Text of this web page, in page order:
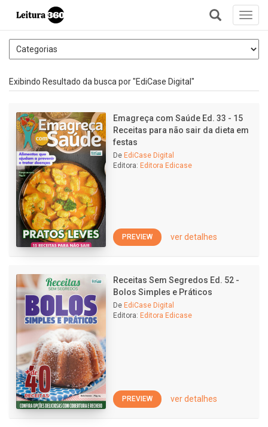
+
Exibindo Resultado da busca por "EdiCase Digital"
Emagreça com Saúde Ed. 33 - 15
Receitas para não sair da dieta em
festas
De EdiCase Digital
Editora: Editora Edicase
PREVIEW ver detalhes
Receitas Sem Segredos Ed. 52 -
Bolos Simples e Práticos
De EdiCase Digital
Editora: Editora Edicase
PREVIEW ver detalhes